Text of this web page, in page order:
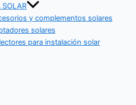
SOLAR
y complementos solares
solares
para instalación solar